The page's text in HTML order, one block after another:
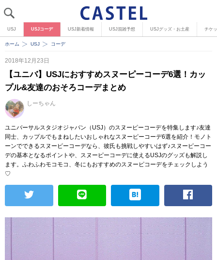
USJ USJコーデ USJ新着情報 USJ混雑予想 USJグッズ・お土産 チケ
ホーム USJ コーデ
2018年12月23日
【ユニバ】USJにおすすめスヌーピーコーデ6選！カッ
プル&友達のおそろコーデまとめ
しーちゃん
ユニバーサルスタジオジャパン（USJ）のスヌーピーコーデを特集します♪友達
同士、カップルでもまねしたいおしゃれなスヌーピーコーデ6選を紹介！モノト
ーンでできるスヌーピーコーデなら、彼氏も挑戦しやすいはず♪スヌーピーコー
デの基本となるポイントや、スヌーピーコーデに使えるUSJのグッズも解説し
ます。ふわふわモコモコ、冬にもおすすめのスヌーピコーデをチェックしよう
♡